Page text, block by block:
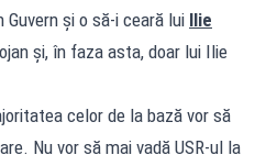
și o să-i ceară lui Ilie
și, în faza asta, doar lui Ilie
celor de la bază vor să
Nu vor să mai vadă USR-ul la